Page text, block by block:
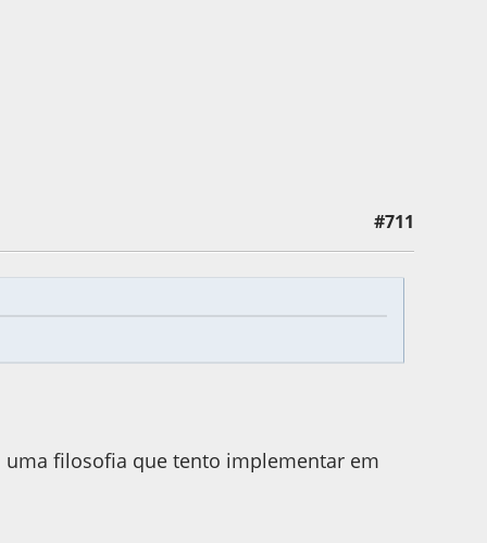
#711
filosofia que tento implementar em